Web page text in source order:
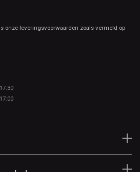
onze leveringsvoorwaarden zoals vermeld op